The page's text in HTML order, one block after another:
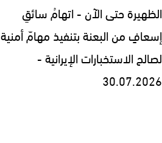
الظهيرة حتى الآن - اتهامُ سائقِ
إسعافٍ من البعنة بتنفيذ مهامّ أمنية
لصالح الاستخبارات الإيرانية -
30.07.2026